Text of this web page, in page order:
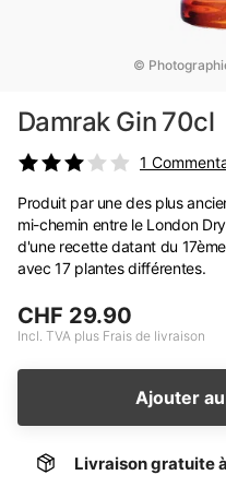
©
Damrak Gin 70cl
1
Produit par une des plus
mi-chemin entre le London
d'une recette datant du
avec 17 plantes différentes.
CHF 29.90
Incl. TVA plus Frais de livraison
Ajouter
Livraison gratuite